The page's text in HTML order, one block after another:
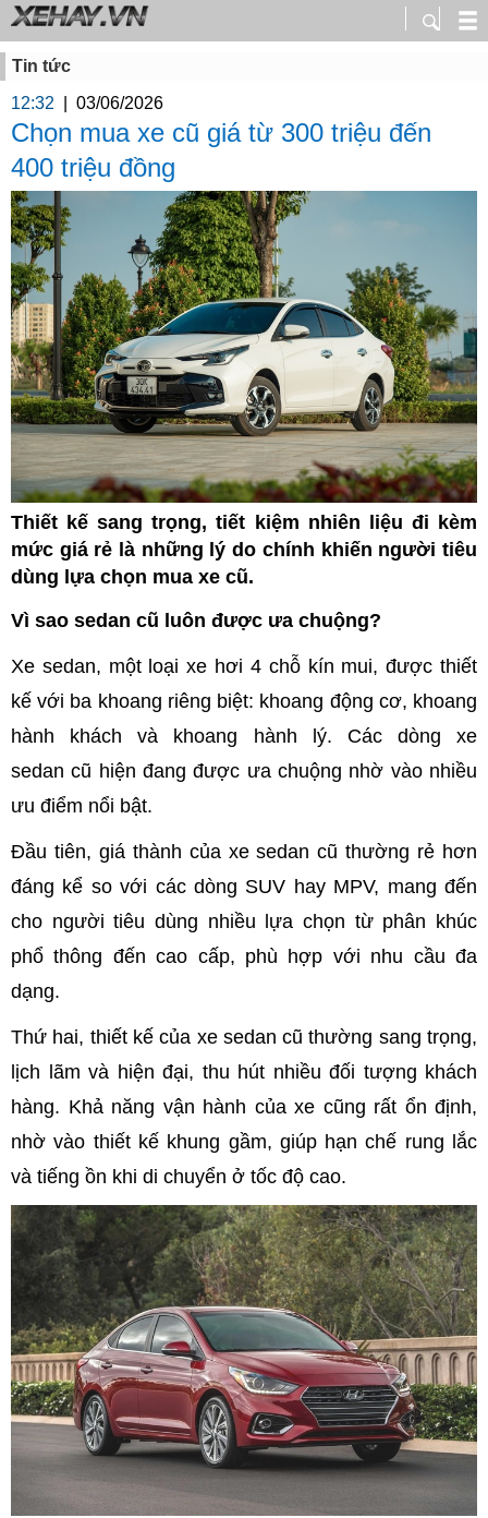
Tin tức
12:32
03/06/2026
Chọn mua xe cũ giá từ 300 triệu đến
400 triệu đồng
Thiết kế sang trọng, tiết kiệm nhiên liệu đi kèm
mức giá rẻ là những lý do chính khiến người tiêu
dùng lựa chọn mua xe cũ.
Vì sao sedan cũ luôn được ưa chuộng?
Xe sedan, một loại xe hơi 4 chỗ kín mui, được thiết
kế với ba khoang riêng biệt: khoang động cơ, khoang
hành khách và khoang hành lý. Các dòng xe
sedan cũ hiện đang được ưa chuộng nhờ vào nhiều
ưu điểm nổi bật.
Đầu tiên, giá thành của xe sedan cũ thường rẻ hơn
đáng kể so với các dòng SUV hay MPV, mang đến
cho người tiêu dùng nhiều lựa chọn từ phân khúc
phổ thông đến cao cấp, phù hợp với nhu cầu đa
dạng.
Thứ hai, thiết kế của xe sedan cũ thường sang trọng,
lịch lãm và hiện đại, thu hút nhiều đối tượng khách
hàng. Khả năng vận hành của xe cũng rất ổn định,
nhờ vào thiết kế khung gầm, giúp hạn chế rung lắc
và tiếng ồn khi di chuyển ở tốc độ cao.